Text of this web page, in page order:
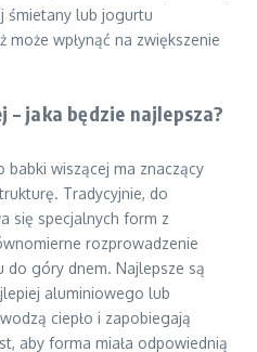
śmietany lub jogurtu
wpłynąć na zwiększenie
– jaka będzie najlepsza?
wiszącej ma znaczący
Tradycyjnie, do
się specjalnych form z
rozprowadzenie
do góry dnem. Najlepsze są
aluminiowego lub
ciepło i zapobiegają
aby forma miała odpowiednią